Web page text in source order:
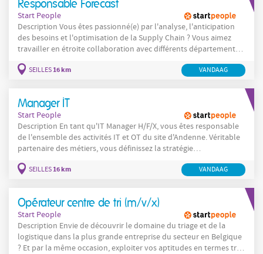
Responsable Forecast
Start People
Description Vous êtes passionné(e) par l'analyse, l'anticipation
des besoins et l'optimisation de la Supply Chain ? Vous aimez
travailler en étroite collaboration avec différents départements
performance de l'entreprise ? Pour notre client, nous
SEILLES16 km VANDAAG
Manager IT
Start People
Description En tant qu'IT Manager H/F/X, vous êtes responsable
de l'ensemble des activités IT et OT du site d'Andenne. Véritable
partenaire des métiers, vous définissez la stratégie
performance quotidienne des systèmes au service des
SEILLES16 km VANDAAG
Opérateur centre de tri (m/v/x)
Start People
Description Envie de découvrir le domaine du triage et de la
logistique dans la plus grande entreprise du secteur en Belgique
? Et par la même occasion, exploiter vos aptitudes en termes tri